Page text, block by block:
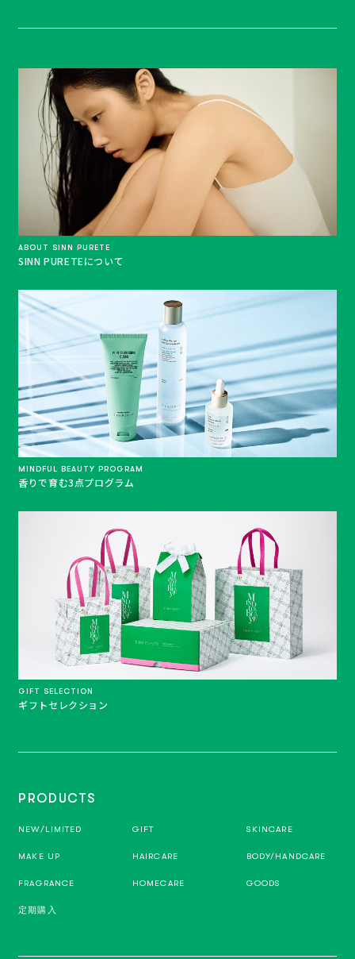
ABOUT SINN PURETE
SINN PURETEについて
MINDFUL BEAUTY PROGRAM
香りで育む3点プログラム
GIFT SELECTION
ギフトセレクション
PRODUCTS
NEW/LIMITED GIFT SKINCARE
MAKE UP HAIRCARE BODY/HANDCARE
FRAGRANCE HOMECARE GOODS
定期購入